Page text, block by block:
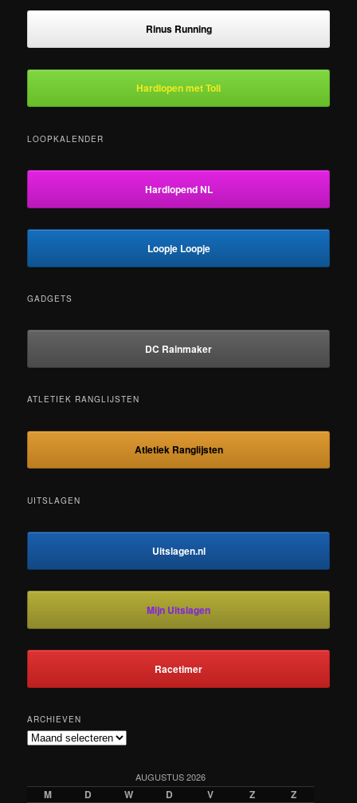
Rinus Running
Hardlopen met Toli
LOOPKALENDER
Hardlopend NL
Loopje Loopje
GADGETS
DC Rainmaker
ATLETIEK RANGLIJSTEN
Atletiek Ranglijsten
UITSLAGEN
Uitslagen.nl
Mijn Uitslagen
Racetimer
ARCHIEVEN
Archieven
AUGUSTUS 2026
M D W D V Z Z